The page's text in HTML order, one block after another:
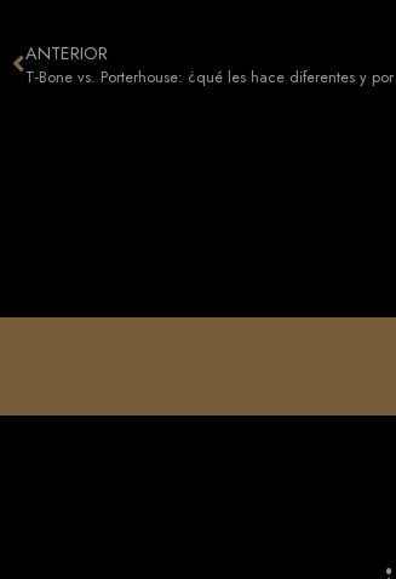
ANTERIOR
T-Bone vs. Porterhouse: ¿qué les hace diferentes y